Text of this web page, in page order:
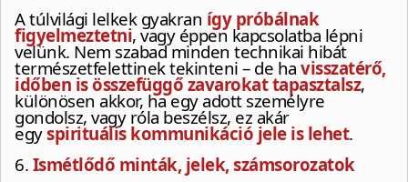
A túlvilági lelkek gyakran így próbálnak
figyelmeztetni, vagy éppen kapcsolatba lépni
velünk. Nem szabad minden technikai hibát
természetfelettinek tekinteni – de ha visszatérő,
időben is összefüggő zavarokat tapasztalsz,
különösen akkor, ha egy adott személyre
gondolsz, vagy róla beszélsz, ez akár
egyspirituális kommunikáció jele is lehet.
6. Ismétlődő minták, jelek, számsorozatok